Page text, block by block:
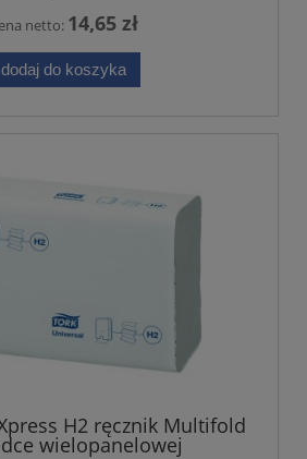
netto: 14,65 zł
dodaj do koszyka
H2 ręcznik Multifold
wielopanelowej